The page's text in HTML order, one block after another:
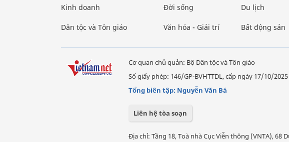
Kinh doanh
Dân tộc và Tôn giáo
Đời sống
Văn hóa - Giải trí
Du lịch
Bất động sản
Cơ quan chủ quản: Bộ Dân tộc và Tôn giáo
Số giấy phép: 146/GP-BVHTTDL, cấp ngày 17/10/2025
Tổng biên tập: Nguyễn Văn Bá
Liên hệ tòa soạn
Địa chỉ: Tầng 18, Toà nhà Cục Viễn thông (VNTA), 68